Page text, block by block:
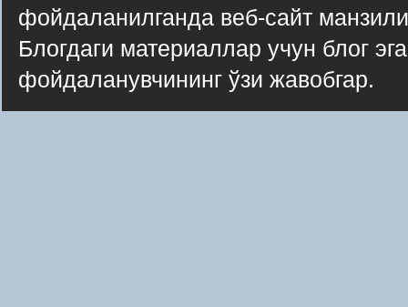
фойдаланилганда веб-сайт
Блогдаги материаллар учун блог
фойдаланувчининг ўзи жавобгар.